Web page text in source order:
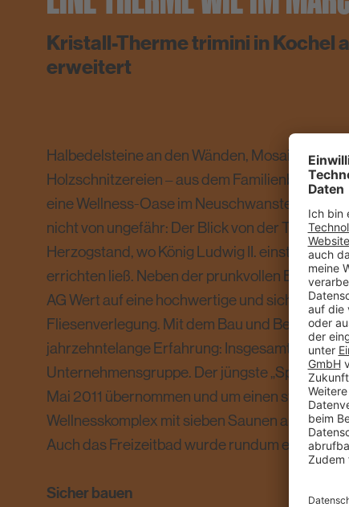
Kristall-Therme trimini in Kochel
erweitert
Halbedelsteine an den Wänden, Mosaike aus
Holzschnitzereien – aus dem Familienbad
eine Wellness-Oase im Neuschwanstein-Flair
nicht von ungefähr: Der Blick von der Therme
Herzogstand, wo König Ludwig II. einst das
errichten ließ. Neben der prunkvollen
AG Wert auf eine hochwertige und sichere
Fliesenverlegung. Mit dem Bau und Betrieb
jahrzehntelange Erfahrung: Insgesamt
Unternehmensgruppe. Der jüngste „Spross“,
Mai 2011 übernommen und um einen
Wellnesskomplex mit sieben Saunen auf 450
Auch das Freizeitbad wurde rundum erneuert.
Sicher bauen